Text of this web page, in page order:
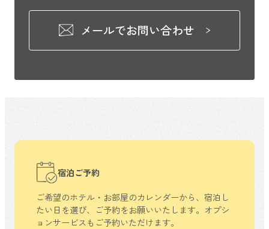
メールでお問い合わせ
宿泊ご予約
ご希望のホテル・お部屋のカレンダーから、 宿泊し
たい日を選び、ご予約をお願いいたします。 オプシ
ョンサービスもご予約いただけます。